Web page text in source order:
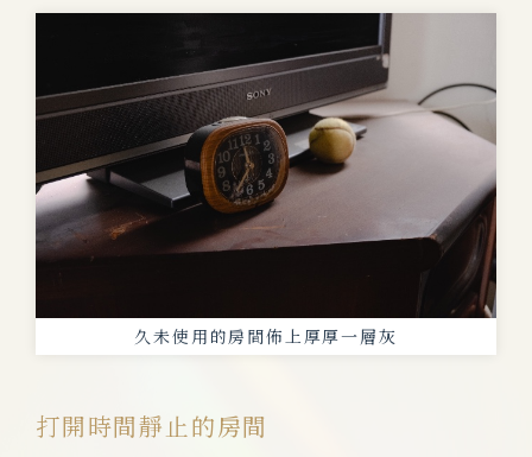
久未使用的房間佈上厚厚一層灰
打開時間靜止的房間